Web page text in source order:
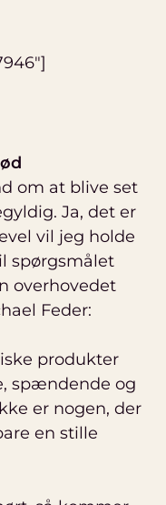
om at blive set
Ja, det er
vil jeg holde
spørgsmålet
overhovedet
Feder:
produkter
spændende og
er nogen, der
en stille